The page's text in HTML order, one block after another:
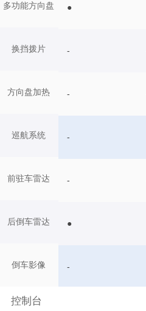
多功能方向盘
换挡拨片
方向盘加热
巡航系统
前驻车雷达
后倒车雷达
倒车影像
控制台
●
-
-
-
-
●
-